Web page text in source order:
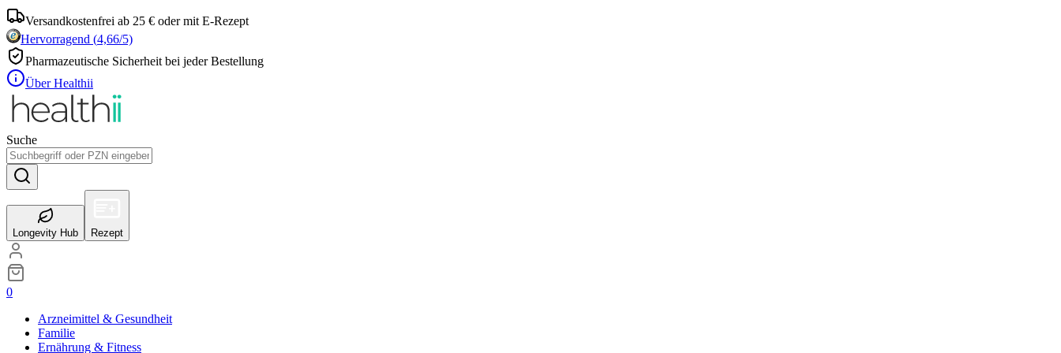
Versandkostenfrei ab 25 € oder mit E-Rezept
Hervorragend (4,66/5)
Pharmazeutische Sicherheit bei jeder Bestellung
Über Healthii
Suche
Longevity Hub Rezept
0
Arzneimittel & Gesundheit
Familie
Ernährung & Fitness